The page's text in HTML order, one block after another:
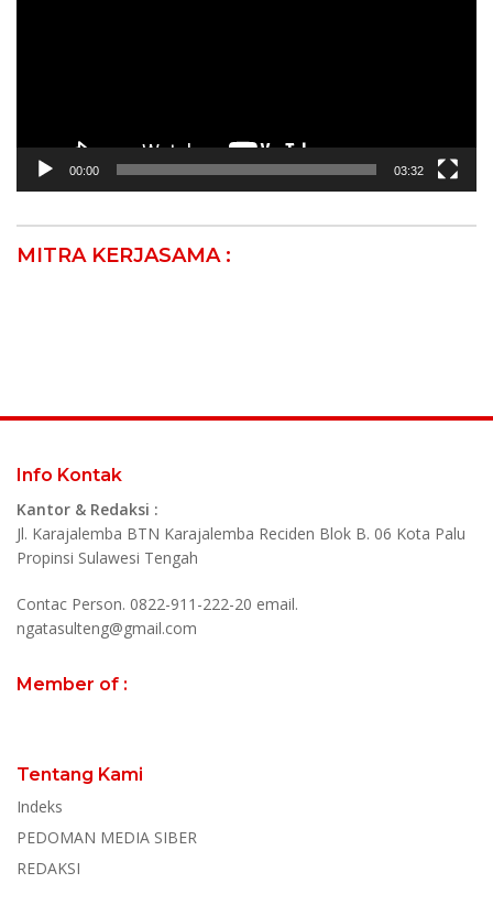
00:00 03:32
MITRA KERJASAMA :
Info Kontak
Kantor & Redaksi :
Jl. Karajalemba BTN Karajalemba Reciden Blok B. 06 Kota Palu
Propinsi Sulawesi Tengah
Contac Person. 0822-911-222-20 email.
ngatasulteng@gmail.com
Member of :
Tentang Kami
Indeks
PEDOMAN MEDIA SIBER
REDAKSI